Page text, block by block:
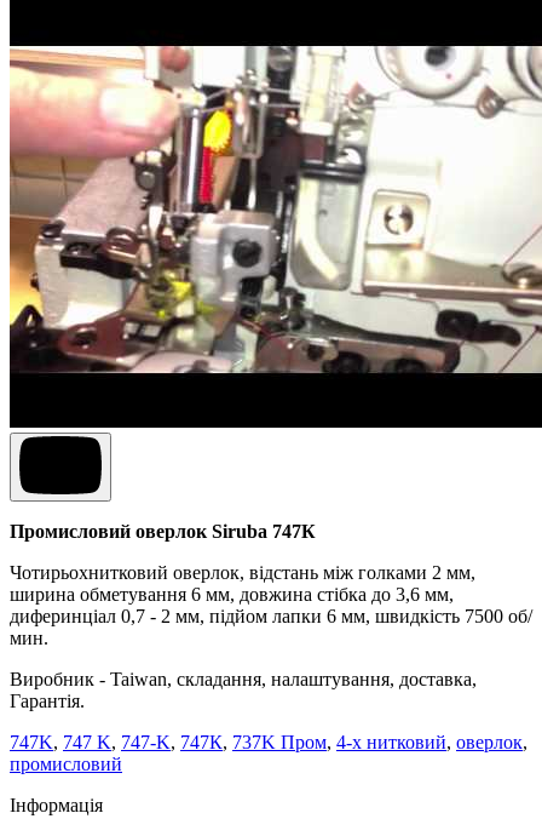
Промисловий оверлок Siruba 747К
Чотирьохнитковий оверлок, відстань між голками 2 мм,
ширина обметування 6 мм, довжина стібка до 3,6 мм,
диферинціал 0,7 - 2 мм, підйом лапки 6 мм, швидкість 7500 об/
мин.
Виробник - Taiwan, складання, налаштування, доставка,
Гарантія.
747K, 747 K, 747-K, 747К, 737K Пром, 4-х нитковий, оверлок,
промисловий
Інформація